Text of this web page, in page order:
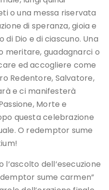
o una messa riservata
di speranza, gioia e
di Dio e di ciascuno. Una
meritare, guadagnarci o
ed accogliere come
Redentore, Salvatore,
e ci manifesterà
Morte e
questa celebrazione
O redemptor sume
dell’esecuzione
sume carmen”